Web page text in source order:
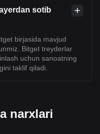
sotib
birjasida mavjud
Bitget treyderlar
uchun sanoatning
taklif qiladi.
narxlari